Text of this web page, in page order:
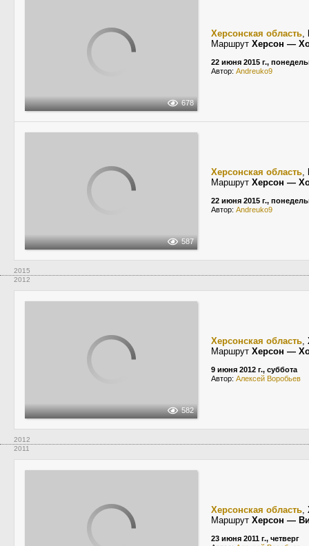
678
Херсонская область,
Маршрут Херсон —
22 июня 2015 г.,
Автор: Andreuko9
587
Херсонская область,
Маршрут Херсон —
22 июня 2015 г.,
Автор: Andreuko9
2015
2012
582
Херсонская область,
Маршрут Херсон —
9 июня 2012 г., суббота
Автор: Алексей Воробьев
2012
2011
Херсонская область,
Маршрут Херсон —
23 июня 2011 г., четверг